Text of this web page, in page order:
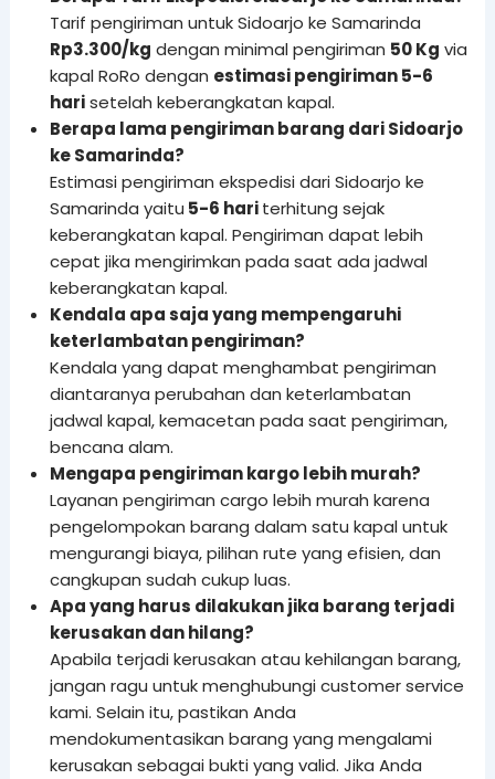
Tarif pengiriman untuk Sidoarjo ke Samarinda
Rp3.300/kg dengan minimal pengiriman 50 Kg via
kapal RoRo dengan estimasi pengiriman 5-6
harisetelah keberangkatan kapal.
Berapa lama pengiriman barang dari Sidoarjo
ke Samarinda?
Estimasi pengiriman ekspedisi dari Sidoarjo ke
Samarinda yaitu 5-6 hariterhitung sejak
keberangkatan kapal. Pengiriman dapat lebih
cepat jika mengirimkan pada saat ada jadwal
keberangkatan kapal.
Kendala apa saja yang mempengaruhi
keterlambatan pengiriman?
Kendala yang dapat menghambat pengiriman
diantaranya perubahan dan keterlambatan
jadwal kapal, kemacetan pada saat pengiriman,
bencana alam.
Mengapa pengiriman kargo lebih murah?
Layanan pengiriman cargo lebih murah karena
pengelompokan barang dalam satu kapal untuk
mengurangi biaya, pilihan rute yang efisien, dan
cangkupan sudah cukup luas.
Apa yang harus dilakukan jika barang terjadi
kerusakan dan hilang?
Apabila terjadi kerusakan atau kehilangan barang,
jangan ragu untuk menghubungi customer service
kami. Selain itu, pastikan Anda
mendokumentasikan barang yang mengalami
kerusakan sebagai bukti yang valid. Jika Anda